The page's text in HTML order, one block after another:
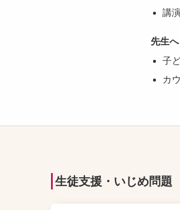
講
先生へ
子
カ
生徒支援・いじめ問題